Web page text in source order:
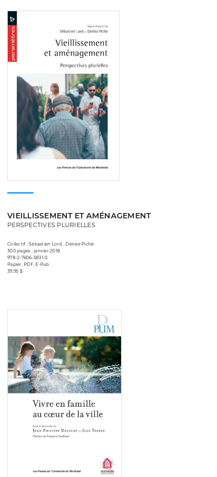
VIEILLISSEMENT ET AMÉNAGEMENT
PERSPECTIVES PLURIELLES
Collectif , Sébastien Lord , Denise Piché
300 pages • janvier 2018
978-2-7606-3831-0
Papier, PDF, E-Pub
39,95 $